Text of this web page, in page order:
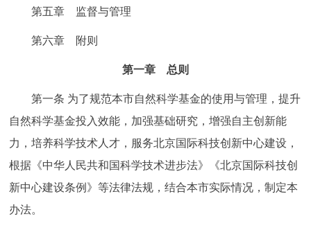
ESPAÑOL
第五章 监督与管理
第六章 附则
第一章 总则
第一条 为了规范本市自然科学基金的使用与管理，提升
自然科学基金投入效能，加强基础研究，增强自主创新能
力，培养科学技术人才，服务北京国际科技创新中心建设，
根据《中华人民共和国科学技术进步法》《北京国际科技创
新中心建设条例》等法律法规，结合本市实际情况，制定本
办法。